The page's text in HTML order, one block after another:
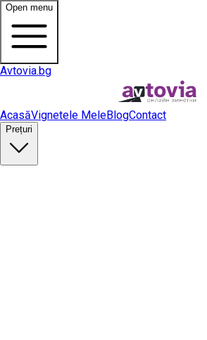
Open menu
Avtovia.bg
AcasăVignetele MeleBlogContact
Prețuri